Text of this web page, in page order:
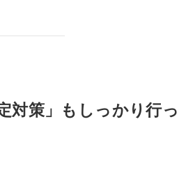
対策」もしっかり行っ